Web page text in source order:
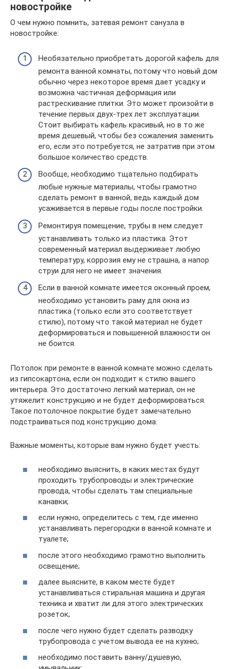
новостройке
О чем нужно помнить, затевая ремонт санузла в
новостройке:
Необязательно приобретать дорогой кафель для
ремонта ванной комнаты, потому что новый дом
обычно через некоторое время дает усадку и
возможна частичная деформация или
растрескивание плитки. Это может произойти в
течение первых двух-трех лет эксплуатации.
Стоит выбирать кафель красивый, но в то же
время дешевый, чтобы без сожаления заменить
его, если это потребуется, не затратив при этом
большое количество средств.
Вообще, необходимо тщательно подбирать
любые нужные материалы, чтобы грамотно
сделать ремонт в ванной, ведь каждый дом
усаживается в первые годы после постройки.
Ремонтируя помещение, трубы в нем следует
устанавливать только из пластика. Этот
современный материал выдерживает любую
температуру, коррозия ему не страшна, а напор
струи для него не имеет значения.
Если в ванной комнате имеется оконный проем,
необходимо установить раму для окна из
пластика (только если это соответствует
стилю), потому что такой материал не будет
деформироваться и повышенной влажности он
не боится.
Потолок при ремонте в ванной комнате можно сделать
из гипсокартона, если он подходит к стилю вашего
интерьера. Это достаточно легкий материал, он не
утяжелит конструкцию и не будет деформироваться.
Такое потолочное покрытие будет замечательно
подстраиваться под конструкцию дома.
Важные моменты, которые вам нужно будет учесть:
необходимо выяснить, в каких местах будут
проходить трубопроводы и электрические
провода, чтобы сделать там специальные
канавки;
если нужно, определитесь с тем, где именно
устанавливать перегородки в ванной комнате и
туалете;
после этого необходимо грамотно выполнить
освещение;
далее выясните, в каком месте будет
устанавливаться стиральная машина и другая
техника и хватит ли для этого электрических
розеток;
после чего нужно будет сделать разводку
трубопровода с учетом вывода ее на кухню;
необходимо поставить ванну/душевую,